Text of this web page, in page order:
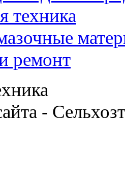
техника
ремонт
-